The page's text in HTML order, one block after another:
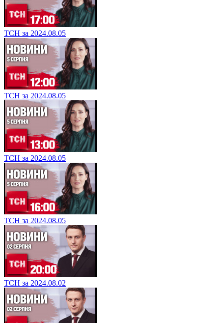
ТСН за 2024.08.05
ТСН за 2024.08.05
ТСН за 2024.08.05
ТСН за 2024.08.05
ТСН за 2024.08.02